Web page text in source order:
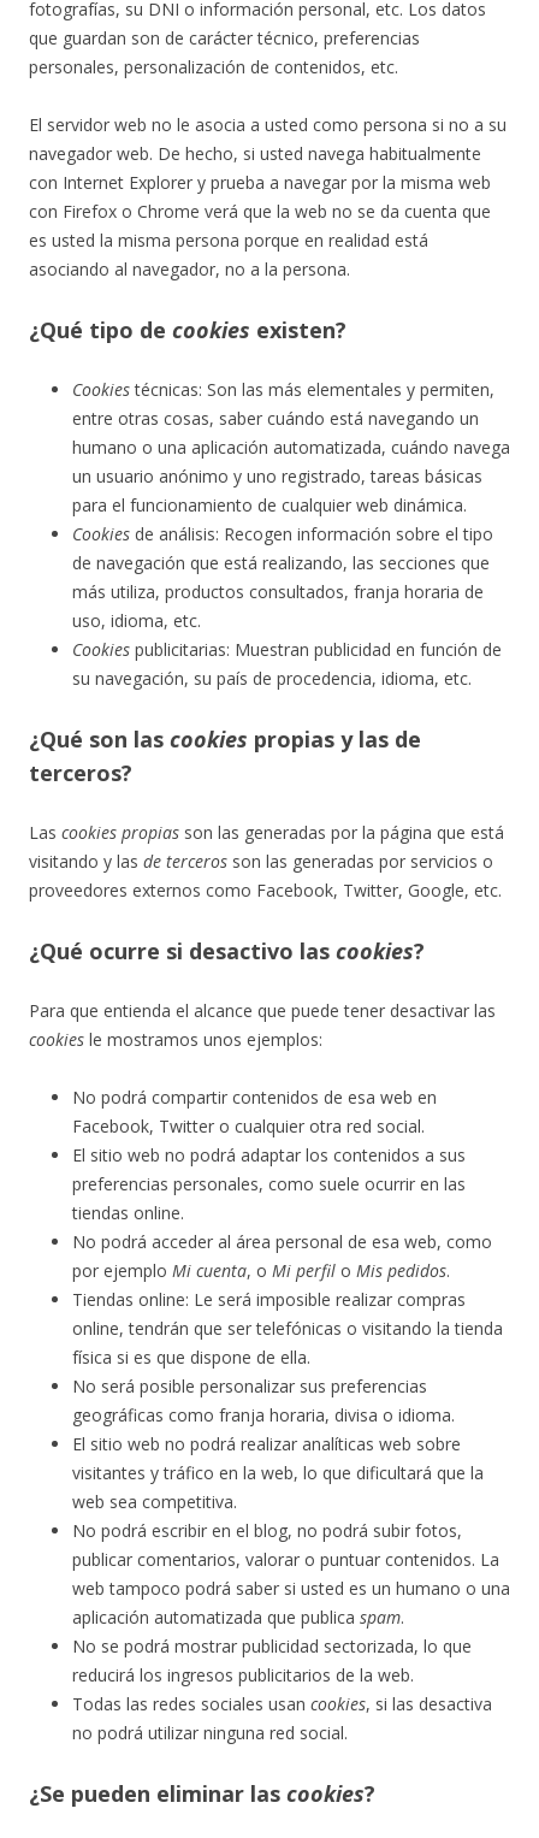
fotografías, su DNI o información personal, etc. Los datos
que guardan son de carácter técnico, preferencias
personales, personalización de contenidos, etc.
El servidor web no le asocia a usted como persona si no a su
navegador web. De hecho, si usted navega habitualmente
con Internet Explorer y prueba a navegar por la misma web
con Firefox o Chrome verá que la web no se da cuenta que
es usted la misma persona porque en realidad está
asociando al navegador, no a la persona.
¿Qué tipo de cookies existen?
Cookiestécnicas: Son las más elementales y permiten,
entre otras cosas, saber cuándo está navegando un
humano o una aplicación automatizada, cuándo navega
un usuario anónimo y uno registrado, tareas básicas
para el funcionamiento de cualquier web dinámica.
Cookies de análisis: Recogen información sobre el tipo
de navegación que está realizando, las secciones que
más utiliza, productos consultados, franja horaria de
uso, idioma, etc.
Cookies publicitarias: Muestran publicidad en función de
su navegación, su país de procedencia, idioma, etc.
¿Qué son las cookies propias y las de
terceros?
Las cookies propias son las generadas por la página que está
visitando y las de terceros son las generadas por servicios o
proveedores externos como Facebook, Twitter, Google, etc.
¿Qué ocurre si desactivo las cookies?
Para que entienda el alcance que puede tener desactivar las
cookies le mostramos unos ejemplos:
No podrá compartir contenidos de esa web en
Facebook, Twitter o cualquier otra red social.
El sitio web no podrá adaptar los contenidos a sus
preferencias personales, como suele ocurrir en las
tiendas online.
No podrá acceder al área personal de esa web, como
por ejemplo Mi cuenta, o Mi perfil o Mis pedidos.
Tiendas online: Le será imposible realizar compras
online, tendrán que ser telefónicas o visitando la tienda
física si es que dispone de ella.
No será posible personalizar sus preferencias
geográficas como franja horaria, divisa o idioma.
El sitio web no podrá realizar analíticas web sobre
visitantes y tráfico en la web, lo que dificultará que la
web sea competitiva.
No podrá escribir en el blog, no podrá subir fotos,
publicar comentarios, valorar o puntuar contenidos. La
web tampoco podrá saber si usted es un humano o una
aplicación automatizada que publica spam.
No se podrá mostrar publicidad sectorizada, lo que
reducirá los ingresos publicitarios de la web.
Todas las redes sociales usan cookies, si las desactiva
no podrá utilizar ninguna red social.
¿Se pueden eliminar las cookies?